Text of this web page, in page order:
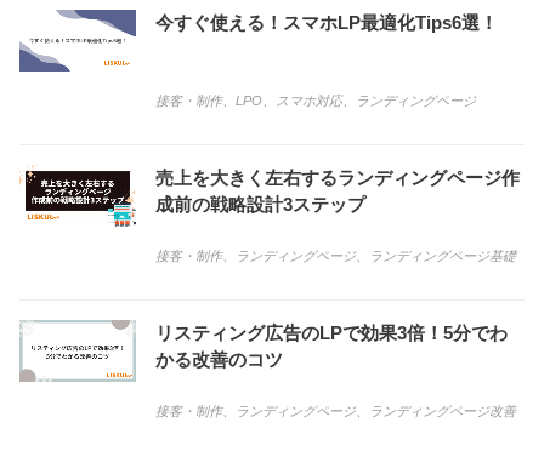
今すぐ使える！スマホLP最適化Tips6選！
接客・制作、 LPO スマホ対応、 ランディングページ
売上を大きく左右するランディングページ作
成前の戦略設計3ステップ
接客・制作、 ランディングページ、 ランディングページ基礎
リスティング広告のLPで効果3倍！5分でわ
かる改善のコツ
接客・制作、 ランディングページ、 ランディングページ改善